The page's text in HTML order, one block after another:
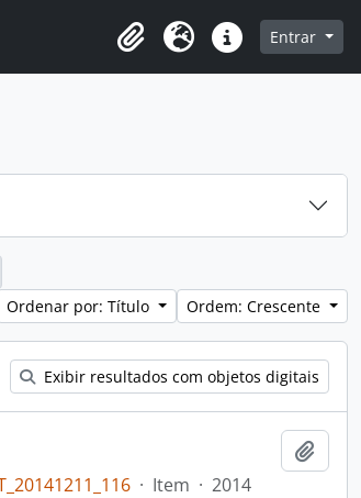
Área de Transferência
Idioma Atalhos Entrar
Ordenar por: Título
Ordem: Crescente
Exibir resultados com objetos digitais
· Item · 2014